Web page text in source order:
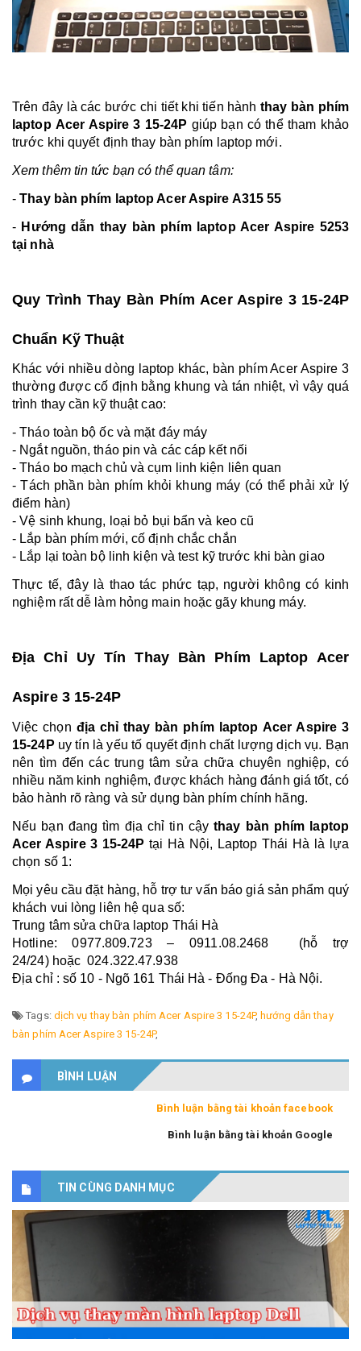
Trên đây là các bước chi tiết khi tiến hành thay bàn phím
laptop Acer Aspire 3 15‑24P giúp bạn có thể tham khảo
trước khi quyết định thay bàn phím laptop mới.
Xem thêm tin tức bạn có thể quan tâm:
-Thay bàn phím laptop Acer Aspire A315 55
- Hướng dẫn thay bàn phím laptop Acer Aspire 5253
tại nhà
Quy Trình Thay Bàn Phím Acer Aspire 3 15-24P
Chuẩn Kỹ Thuật
Khác với nhiều dòng laptop khác, bàn phím Acer Aspire 3
thường được cố định bằng khung và tán nhiệt, vì vậy quá
trình thay cần kỹ thuật cao:
- Tháo toàn bộ ốc và mặt đáy máy
- Ngắt nguồn, tháo pin và các cáp kết nối
- Tháo bo mạch chủ và cụm linh kiện liên quan
- Tách phần bàn phím khỏi khung máy (có thể phải xử lý
điểm hàn)
- Vệ sinh khung, loại bỏ bụi bẩn và keo cũ
- Lắp bàn phím mới, cố định chắc chắn
- Lắp lại toàn bộ linh kiện và test kỹ trước khi bàn giao
Thực tế, đây là thao tác phức tạp, người không có kinh
nghiệm rất dễ làm hỏng main hoặc gãy khung máy.
Địa Chỉ Uy Tín Thay Bàn Phím Laptop Acer
Aspire 3 15‑24P
Việc chọn địa chỉ thay bàn phím laptop Acer Aspire 3
15‑24P uy tín là yếu tố quyết định chất lượng dịch vụ. Bạn
nên tìm đến các trung tâm sửa chữa chuyên nghiệp, có
nhiều năm kinh nghiệm, được khách hàng đánh giá tốt, có
bảo hành rõ ràng và sử dụng bàn phím chính hãng.
Nếu bạn đang tìm địa chỉ tin cậythay bàn phím laptop
Acer Aspire 3 15-24P tại Hà Nội, Laptop Thái Hà là lựa
chọn số 1:
Mọi yêu cầu đặt hàng, hỗ trợ tư vấn báo giá sản phẩm quý
khách vui lòng liên hệ qua số:
Trung tâm sửa chữa laptop Thái Hà
Hotline: 0977.809.723 – 0911.08.2468 (hỗ trợ
24/24) hoặc 024.322.47.938
Địa chỉ : số 10 - Ngõ 161 Thái Hà - Đống Đa - Hà Nội.
Tags: dịch vụ thay bàn phím Acer Aspire 3 15-24P,hướng dẫn thay
bàn phím Acer Aspire 3 15-24P,
BÌNH LUẬN
Bình luận bằng tài khoản facebook
Bình luận bằng tài khoản Google
TIN CÙNG DANH MỤC